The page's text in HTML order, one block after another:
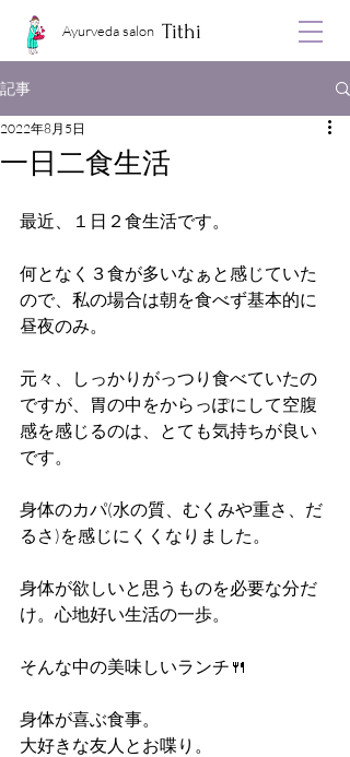
Ayurveda salon Tithi
記事
一日二食生活
2022年8月5日
最近、１日２食生活です。
何となく３食が多いなぁと感じていた
ので、私の場合は朝を食べず基本的に
昼夜のみ。
元々、しっかりがっつり食べていたの
ですが、胃の中をからっぽにして空腹
感を感じるのは、とても気持ちが良い
です。
身体のカパ(水の質、むくみや重さ、だ
るさ)を感じにくくなりました。
身体が欲しいと思うものを必要な分だ
け。心地好い生活の一歩。
そんな中の美味しいランチ🍴
身体が喜ぶ食事。
大好きな友人とお喋り。